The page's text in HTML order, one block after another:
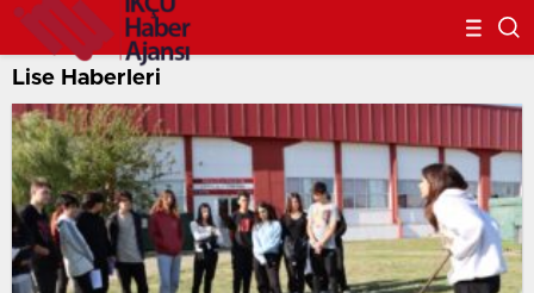
Lise Haberleri